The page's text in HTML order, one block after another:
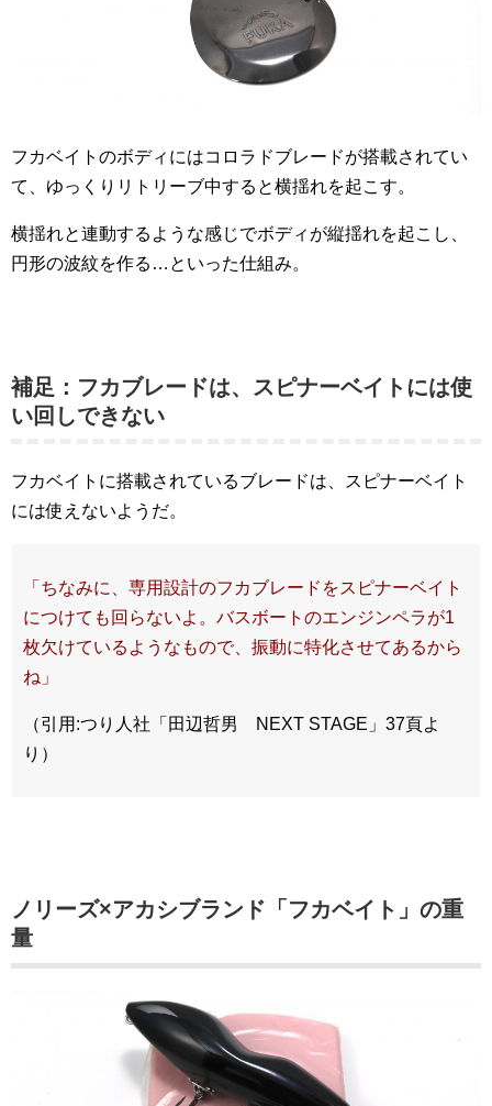
フカベイトのボディにはコロラドブレードが搭載されてい
て、ゆっくりリトリーブ中すると横揺れを起こす。
横揺れと連動するような感じでボディが縦揺れを起こし、
円形の波紋を作る…といった仕組み。
補足：フカブレードは、スピナーベイトには使
い回しできない
フカベイトに搭載されているブレードは、スピナーベイト
には使えないようだ。
「ちなみに、専用設計のフカブレードをスピナーベイト
につけても回らないよ。バスボートのエンジンペラが1
枚欠けているようなもので、振動に特化させてあるから
ね」
（引用:つり人社「田辺哲男 NEXT STAGE」37頁よ
り）
ノリーズ×アカシブランド「フカベイト」の重
量